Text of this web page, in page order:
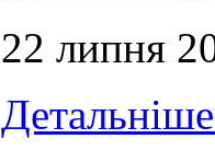
22 липня